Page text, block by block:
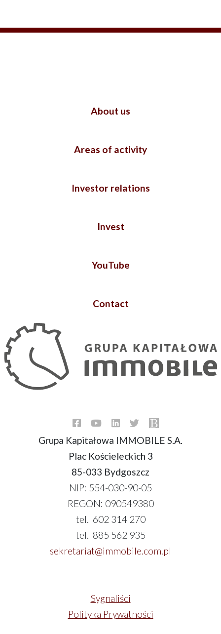
About us
Areas of activity
Investor relations
Invest
YouTube
Contact
Grupa Kapitałowa IMMOBILE S.A.
Plac Kościeleckich 3
85-033 Bydgoszcz
NIP: 554-030-90-05
REGON: 090549380
tel. 602 314 270
tel. 885 562 935
sekretariat@immobile.com.pl
Sygnaliści
Polityka Prywatności